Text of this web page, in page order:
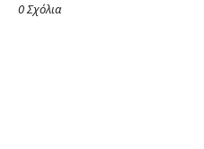
0 Σχόλια